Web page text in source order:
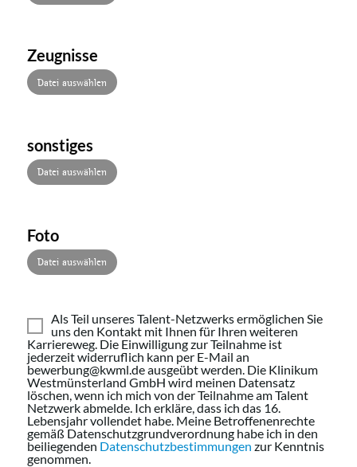
Zeugnisse
Datei auswählen
sonstiges
Datei auswählen
Foto
Datei auswählen
Als Teil unseres Talent-Netzwerks ermöglichen Sie
uns den Kontakt mit Ihnen für Ihren weiteren
Karriereweg. Die Einwilligung zur Teilnahme ist
jederzeit widerruflich kann per E-Mail an
bewerbung@kwml.de ausgeübt werden. Die Klinikum
Westmünsterland GmbH wird meinen Datensatz
löschen, wenn ich mich von der Teilnahme am Talent
Netzwerk abmelde. Ich erkläre, dass ich das 16.
Lebensjahr vollendet habe. Meine Betroffenenrechte
gemäß Datenschutzgrundverordnung habe ich in den
beiliegenden Datenschutzbestimmungen zur Kenntnis
genommen.